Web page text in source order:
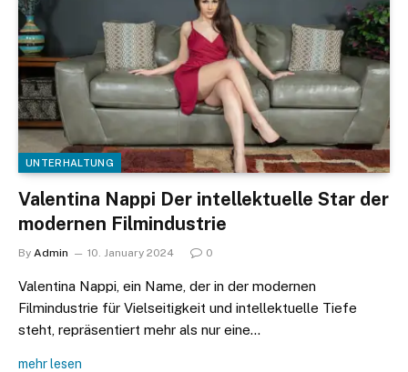
UNTERHALTUNG
Valentina Nappi Der intellektuelle Star der
modernen Filmindustrie
By Admin 10. January 2024 0
Valentina Nappi, ein Name, der in der modernen
Filmindustrie für Vielseitigkeit und intellektuelle Tiefe
steht, repräsentiert mehr als nur eine…
mehr lesen